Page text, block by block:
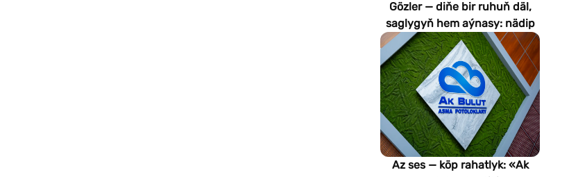
Gözler — diňe bir ruhuň däl,
saglygyň hem aýnasy: nädip
emeli aň keselleri suratlar
arkaly anyklaýar?
Az ses — köp rahatlyk: «Ak